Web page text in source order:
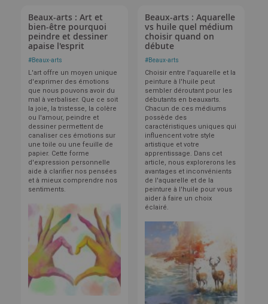
Beaux-arts : Art et
bien-être pourquoi
peindre et dessiner
apaise l'esprit
#Beaux-arts
L'art offre un moyen unique
d'exprimer des émotions
que nous pouvons avoir du
mal à verbaliser. Que ce soit
la joie, la tristesse, la colère
ou l'amour, peindre et
dessiner permettent de
canaliser ces émotions sur
une toile ou une feuille de
papier. Cette forme
d'expression personnelle
aide à clarifier nos pensées
et à mieux comprendre nos
sentiments.
Beaux-arts : Aquarelle
vs huile quel médium
choisir quand on
débute
#Beaux-arts
Choisir entre l'aquarelle et la
peinture à l'huile peut
sembler déroutant pour les
débutants en beauxarts.
Chacun de ces médiums
possède des
caractéristiques uniques qui
influencent votre style
artistique et votre
apprentissage. Dans cet
article, nous explorerons les
avantages et inconvénients
de l'aquarelle et de la
peinture à l'huile pour vous
aider à faire un choix
éclairé.